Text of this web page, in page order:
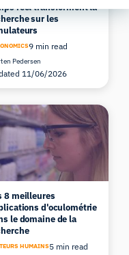
réel transforment la
sur les
9 min read
Pedersen
11/06/2026
8 meilleures
d'oculométrie
le domaine de la
HUMAINS5 min read